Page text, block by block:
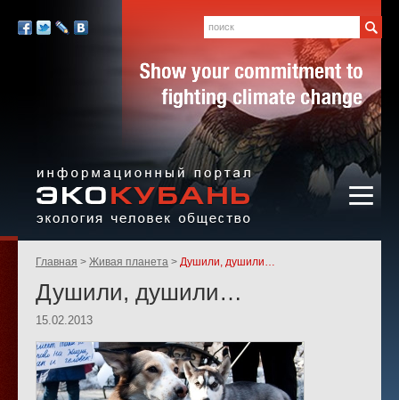
«ЭКО-КУБАНЬ»
человек,
общество
Родительские
Главная Живая планета Душили, душили…
Душили, душили…
15.02.2013
Мы
Поиск